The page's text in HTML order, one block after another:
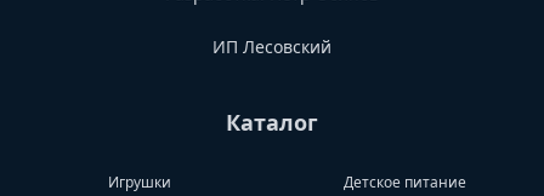
ИП Лесовский
Каталог
Игрушки
Детское питание